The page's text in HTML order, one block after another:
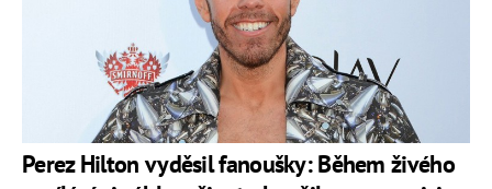
Perez Hilton vyděsil fanoušky: Během živého